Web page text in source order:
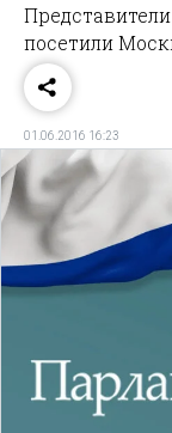
посетили
01.06.2016 16:23